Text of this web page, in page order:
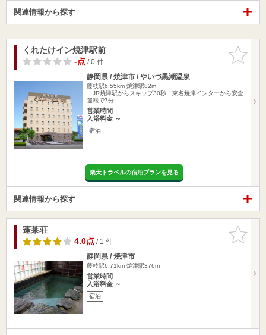
関連情報から探す
お気に入
りに追加
くれたけイン焼津駅前
-点/ 0 件
静岡県 / 焼津市 / やいづ黒潮温泉
藤枝駅6.55km 焼津駅82m
JR焼津駅からスキップ30秒 東名焼津インターから安全
運転で7分 …
営業時間
入浴料金 ～
宿泊
楽天トラベルの宿泊プランを見る
関連情報から探す
お気に入
りに追加
蓬莱荘
4.0点/ 1 件
静岡県 / 焼津市
藤枝駅6.71km 焼津駅376m
営業時間
入浴料金 ～
宿泊